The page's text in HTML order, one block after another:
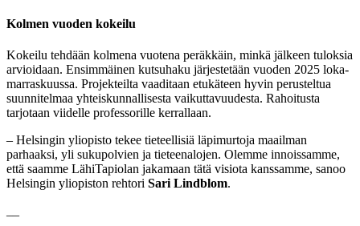
Kolmen vuoden kokeilu
Kokeilu tehdään kolmena vuotena peräkkäin, minkä jälkeen tuloksia
arvioidaan. Ensimmäinen kutsuhaku järjestetään vuoden 2025 loka-
marraskuussa. Projekteilta vaaditaan etukäteen hyvin perusteltua
suunnitelmaa yhteiskunnallisesta vaikuttavuudesta. Rahoitusta
tarjotaan viidelle professorille kerrallaan.
– Helsingin yliopisto tekee tieteellisiä läpimurtoja maailman
parhaaksi, yli sukupolvien ja tieteenalojen. Olemme innoissamme,
että saamme LähiTapiolan jakamaan tätä visiota kanssamme, sanoo
Helsingin yliopiston rehtori Sari Lindblom.